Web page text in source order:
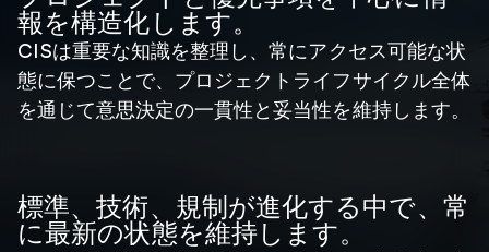
報を構造化します。
CISは重要な知識を整理し、常にアクセス可能な状
態に保つことで、プロジェクトライフサイクル全体
を通じて意思決定の一貫性と妥当性を維持します。
標準、技術、規制が進化する中で、常
に最新の状態を維持します。